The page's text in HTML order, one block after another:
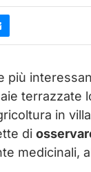
più
in
di
medicinali,